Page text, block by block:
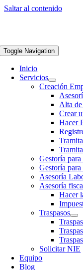
Saltar al contenido
Toggle Navigation
Inicio
Servicios
Creación
Alta
Crear
Hacer
Gestoría
Gestoría para
Asesoría
Asesoría
Hacer
Traspasos
Solicitar NIE
Equipo
Blog